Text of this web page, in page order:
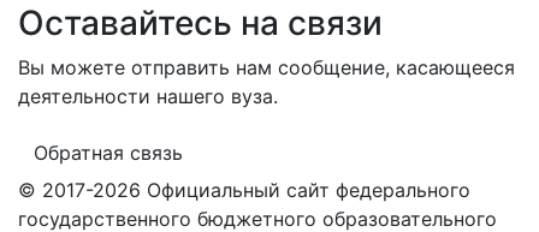
Оставайтесь на связи
Вы можете отправить нам сообщение, касающееся
деятельности нашего вуза.
Обратная связь
© 2017-2026 Официальный сайт федерального
государственного бюджетного образовательного